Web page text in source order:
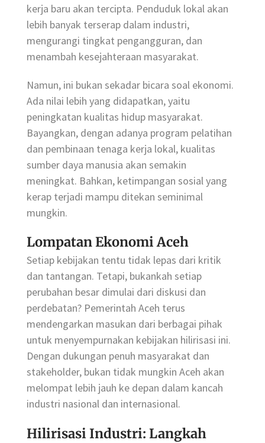
kerja baru akan tercipta. Penduduk lokal akan
lebih banyak terserap dalam industri,
mengurangi tingkat pengangguran, dan
menambah kesejahteraan masyarakat.
Namun, ini bukan sekadar bicara soal ekonomi.
Ada nilai lebih yang didapatkan, yaitu
peningkatan kualitas hidup masyarakat.
Bayangkan, dengan adanya program pelatihan
dan pembinaan tenaga kerja lokal, kualitas
sumber daya manusia akan semakin
meningkat. Bahkan, ketimpangan sosial yang
kerap terjadi mampu ditekan seminimal
mungkin.
Lompatan Ekonomi Aceh
Setiap kebijakan tentu tidak lepas dari kritik
dan tantangan. Tetapi, bukankah setiap
perubahan besar dimulai dari diskusi dan
perdebatan? Pemerintah Aceh terus
mendengarkan masukan dari berbagai pihak
untuk menyempurnakan kebijakan hilirisasi ini.
Dengan dukungan penuh masyarakat dan
stakeholder, bukan tidak mungkin Aceh akan
melompat lebih jauh ke depan dalam kancah
industri nasional dan internasional.
Hilirisasi Industri: Langkah